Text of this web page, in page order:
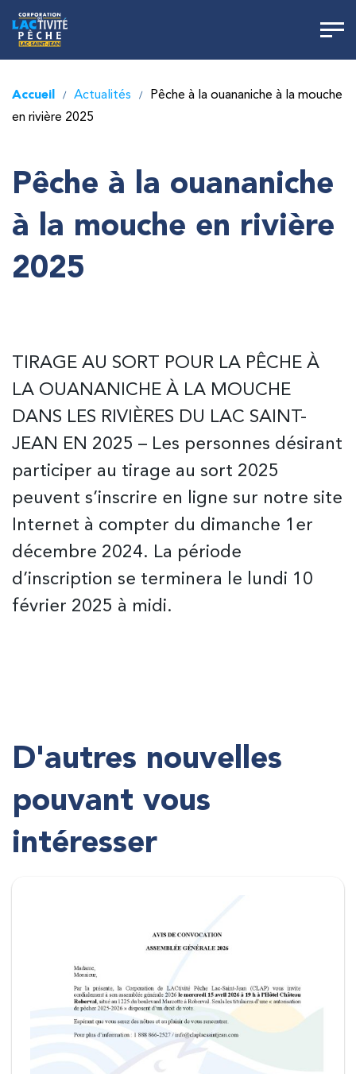
Accueil / Actualités /
Pêche à la ouananiche à la mouche
en rivière 2025
Pêche à la ouananiche
à la mouche en rivière
2025
TIRAGE AU SORT POUR LA PÊCHE À
LA OUANANICHE À LA MOUCHE
DANS LES RIVIÈRES DU LAC SAINT-
JEAN EN 2025 – Les personnes désirant
participer au tirage au sort 2025
peuvent s’inscrire en ligne sur notre site
Internet à compter du dimanche 1er
décembre 2024. La période
d’inscription se terminera le lundi 10
février 2025 à midi.
D'autres nouvelles
pouvant vous
intéresser